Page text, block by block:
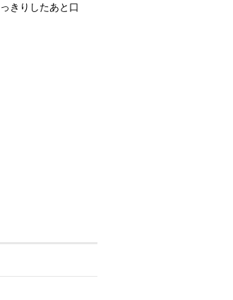
きりしたあと口